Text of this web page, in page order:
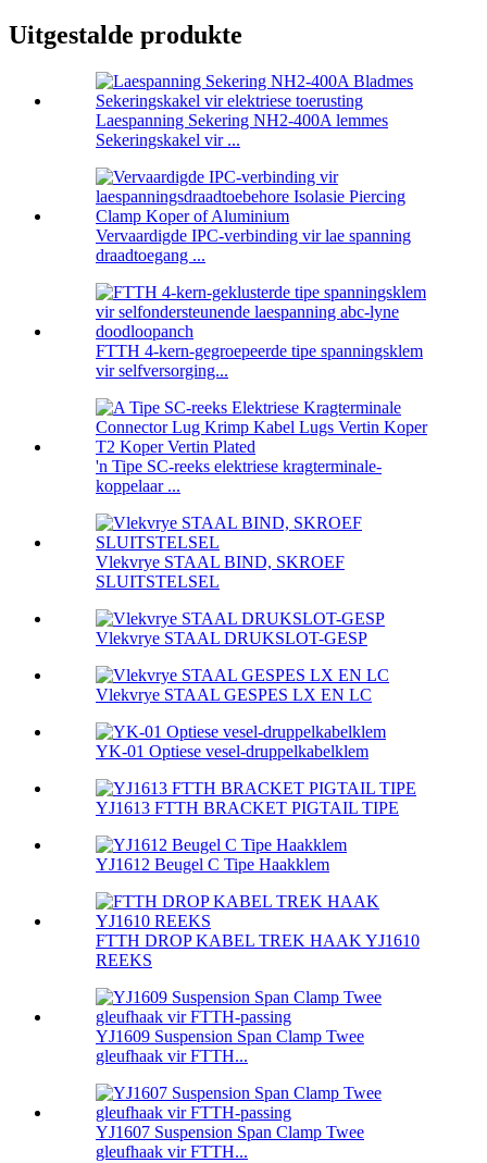
Uitgestalde produkte
Laespanning Sekering NH2-400A lemmes
Sekeringskakel vir ...
Vervaardigde IPC-verbinding vir lae spanning
draadtoegang ...
FTTH 4-kern-gegroepeerde tipe spanningsklem
vir selfversorging...
'n Tipe SC-reeks elektriese kragterminale-
koppelaar ...
Vlekvrye STAAL BIND, SKROEF
SLUITSTELSEL
Vlekvrye STAAL DRUKSLOT-GESP
Vlekvrye STAAL GESPES LX EN LC
YK-01 Optiese vesel-druppelkabelklem
YJ1613 FTTH BRACKET PIGTAIL TIPE
YJ1612 Beugel C Tipe Haakklem
FTTH DROP KABEL TREK HAAK YJ1610
REEKS
YJ1609 Suspension Span Clamp Twee
gleufhaak vir FTTH...
YJ1607 Suspension Span Clamp Twee
gleufhaak vir FTTH...